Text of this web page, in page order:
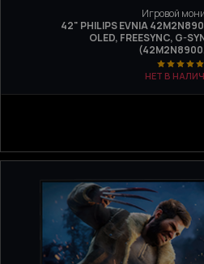
Игровой
42" PHILIPS EVNIA
OLED, FREESYNC, G-
НЕТ В